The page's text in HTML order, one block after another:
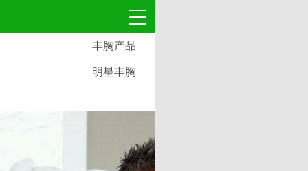
丰胸产品
明星丰胸